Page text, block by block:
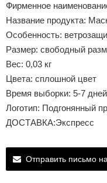
Фирменное
Название продукта:
Особенность:
Размер: свободный
Вес: 0,03 кг
Цвета: сплошной цвет
Время выборки: 5-7 дней
Логотип: Подгонянный
ДОСТАВКА:Экспресс
Отправить письмо